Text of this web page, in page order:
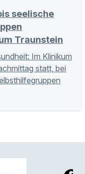
seelische
Traunstein
Im Klinikum
statt, bei